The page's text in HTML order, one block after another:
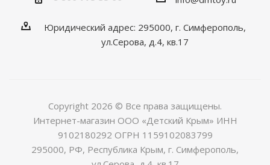
Юридический адрес: 295000, г. Симферополь,
ул.Серова, д.4, кв.17
Copyright 2026 © Все права защищены.
Интернет-магазин ООО «Детский Крым» ИНН
9102180292 ОГРН 1159102083799
295000, РФ, Республика Крым, г. Симферополь,